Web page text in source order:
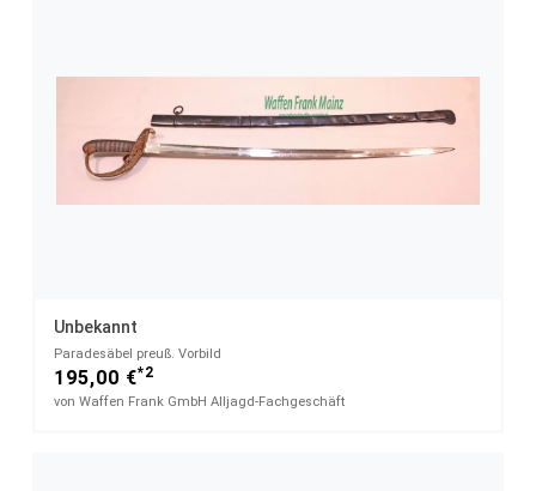
Unbekannt
Paradesäbel preuß. Vorbild
195,00 €*2
von Waffen Frank GmbH Alljagd-Fachgeschäft